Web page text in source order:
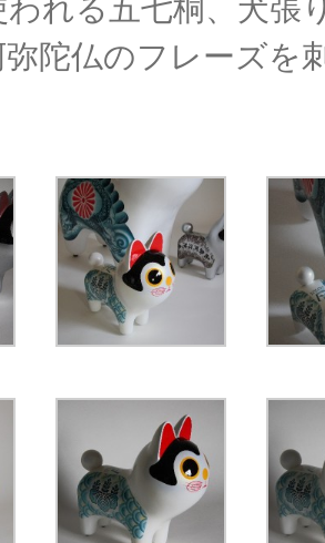
陀仏のフレーズを